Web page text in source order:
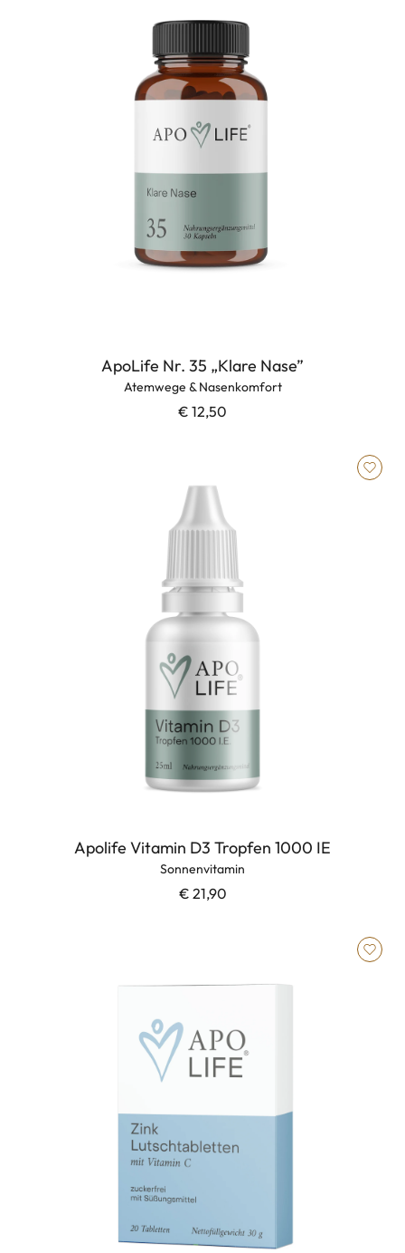
ApoLife Nr. 35 „Klare Nase”
Atemwege & Nasenkomfort
€ 12,50
Apolife Vitamin D3 Tropfen 1000 IE
Sonnenvitamin
€ 21,90